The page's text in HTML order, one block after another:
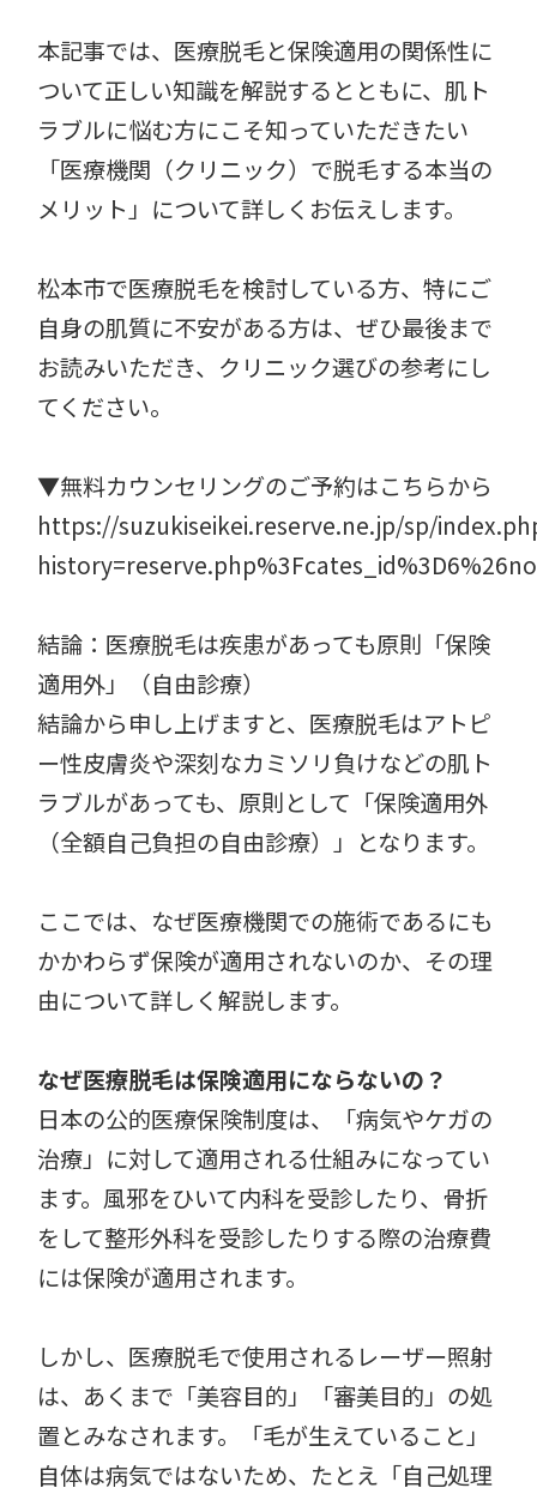
本記事では、医療脱毛と保険適用の関係性に
ついて正しい知識を解説するとともに、肌ト
ラブルに悩む方にこそ知っていただきたい
「医療機関（クリニック）で脱毛する本当の
メリット」について詳しくお伝えします。
松本市で医療脱毛を検討している方、特にご
自身の肌質に不安がある方は、ぜひ最後まで
お読みいただき、クリニック選びの参考にし
てください。
▼無料カウンセリングのご予約はこちらから
https://suzukiseikei.reserve.ne.jp/sp/
結論：医療脱毛は疾患があっても原則「保険
適用外」（自由診療）
結論から申し上げますと、医療脱毛はアトピ
ー性皮膚炎や深刻なカミソリ負けなどの肌ト
ラブルがあっても、原則として「保険適用外
（全額自己負担の自由診療）」となります。
ここでは、なぜ医療機関での施術であるにも
かかわらず保険が適用されないのか、その理
由について詳しく解説します。
なぜ医療脱毛は保険適用にならないの？
日本の公的医療保険制度は、「病気やケガの
治療」に対して適用される仕組みになってい
ます。風邪をひいて内科を受診したり、骨折
をして整形外科を受診したりする際の治療費
には保険が適用されます。
しかし、医療脱毛で使用されるレーザー照射
は、あくまで「美容目的」「審美目的」の処
置とみなされます。「毛が生えていること」
自体は病気ではないため、たとえ「自己処理